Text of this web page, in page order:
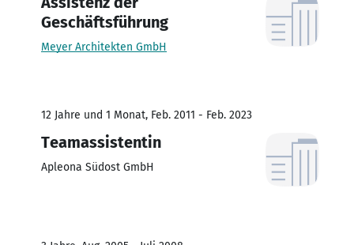
Geschäftsführung
Meyer Architekten GmbH
12 Jahre und 1 Monat, Feb. 2011 - Feb. 2023
Teamassistentin
Apleona Südost GmbH